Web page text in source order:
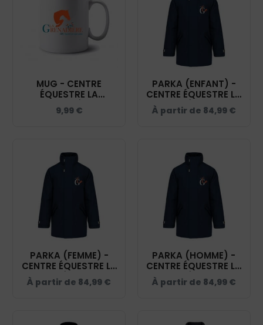
MUG - CENTRE
ÉQUESTRE LA
GRENADIÈRE -
MUG001
9,99 €
PARKA (ENFANT) -
CENTRE ÉQUESTRE LA
GRENADIÈRE – NAVY
- K696
À partir de 84,99 €
PARKA (FEMME) -
CENTRE ÉQUESTRE LA
GRENADIÈRE – NAVY
- K6108
À partir de 84,99 €
PARKA (HOMME) -
CENTRE ÉQUESTRE LA
GRENADIÈRE – NAVY
- K677
À partir de 84,99 €